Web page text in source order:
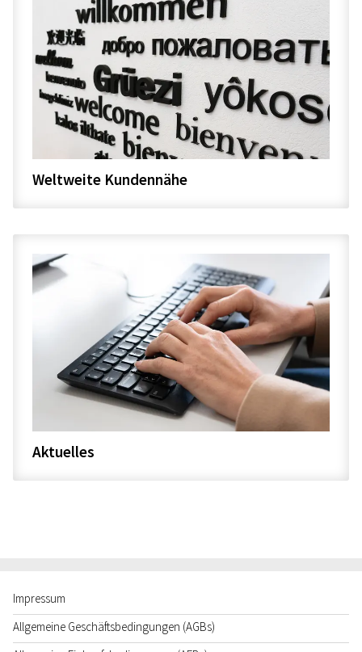
Weltweite Kundennähe
Aktuelles
Impressum
Allgemeine Geschäftsbedingungen (AGBs)